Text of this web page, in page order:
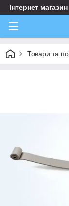
Інтернет
Товари та